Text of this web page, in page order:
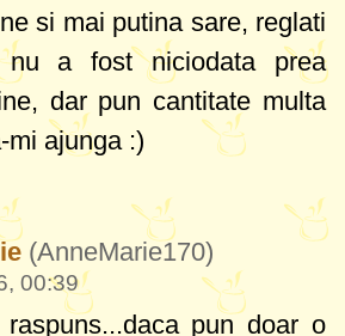
si mai putina sare, reglati
nu a fost niciodata prea
dar pun cantitate multa
mi ajunga :)
(AnneMarie170)
00:39
pun doar o